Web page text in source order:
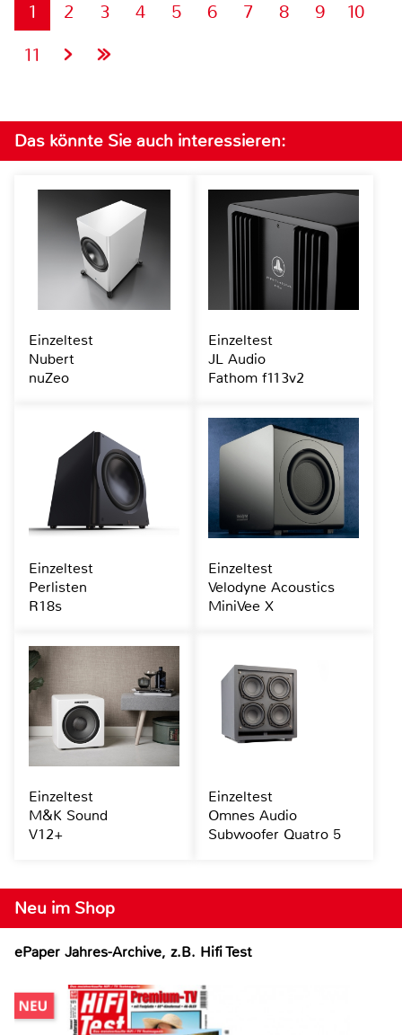
1 2 3 4 5 6 7 8 9
10
11
Neu im Shop
ePaper Jahres-Archive, z.B. Hifi Test
Das könnte Sie auch interessieren:
Einzeltest
Nubert
nuZeo
Einzeltest
JL Audio
Fathom f113v2
Einzeltest
Perlisten
R18s
Einzeltest
Velodyne Acoustics
MiniVee X
Einzeltest
M&K Sound
V12+
Einzeltest
Omnes Audio
Subwoofer Quatro 5